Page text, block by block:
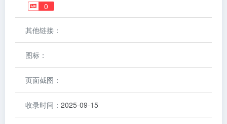
0
其他链接：
图标：
页面截图：
收录时间： 2025-09-15